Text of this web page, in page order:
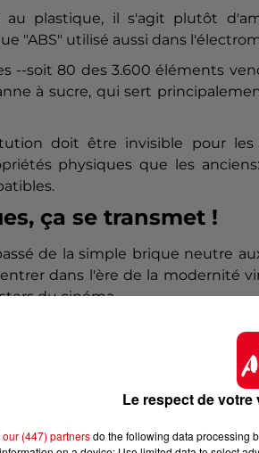
plastique, il s'agit plutôt
"ABS" utilisé aussi dans
--soit 80 des 3.600 éléments
à sucre, qui sert
doit être invisible pour les
physiques que les
ça se transmet !
de la simple brique neutre
dans l'ère de la modernité
du cinéma.
à cette société familiale
d'affaires a ainsi progressé de
se recycler, se transmet de
gardent leurs jouets ou les
Le respect de
our (447) partnersdo the following data processing